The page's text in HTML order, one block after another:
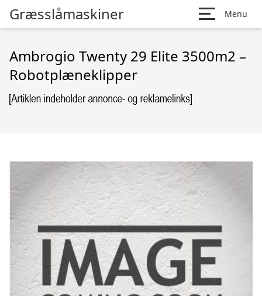
Græsslåmaskiner Menu
Ambrogio Twenty 29 Elite 3500m2 –
Robotplæneklipper